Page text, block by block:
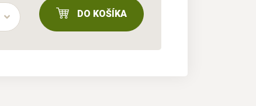
DO KOŠÍKA